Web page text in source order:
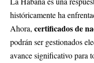
históricamente ha
Ahora, certificados de
podrán ser gestionados
avance significativo para